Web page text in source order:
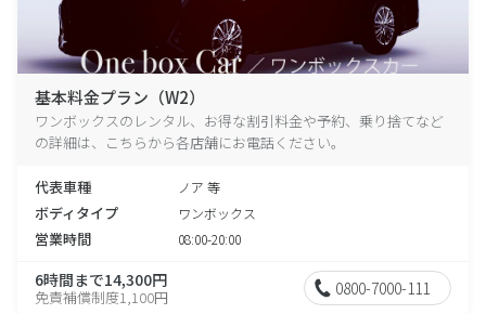
基本料金プラン（W2）
ワンボックスのレンタル、お得な割引料金や予約、乗り捨てなど
の詳細は、こちらから各店舗にお電話ください。
代表車種 ノア 等
ボディタイプ ワンボックス
営業時間 08:00-20:00
6時間まで14,300円
免責補償制度1,100円 0800-7000-111